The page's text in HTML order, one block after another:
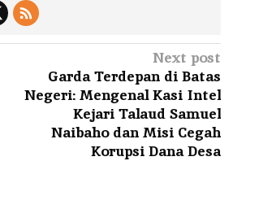
Next post
Garda Terdepan di Batas
Negeri: Mengenal Kasi Intel
Kejari Talaud Samuel
Naibaho dan Misi Cegah
Korupsi Dana Desa